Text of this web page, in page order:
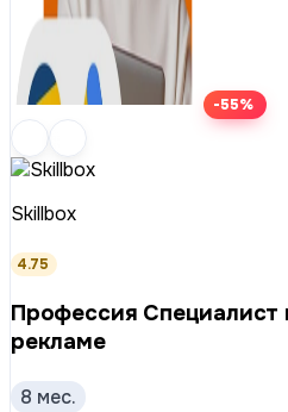
-55%
Skillbox
4.75
Профессия Специалист
рекламе
8 мес.